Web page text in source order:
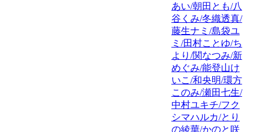
あい/朝田とも/八
谷くみ/冬織透真/
藤生ナミ/島袋ユ
ミ/田村ことゆ/ち
より/関なつみ/新
めぐみ/能登山け
いこ/和央明/環方
このみ/瀬田七生/
中村ユキチ/フク
シマハルカ/とり
の綾華/かのと咲